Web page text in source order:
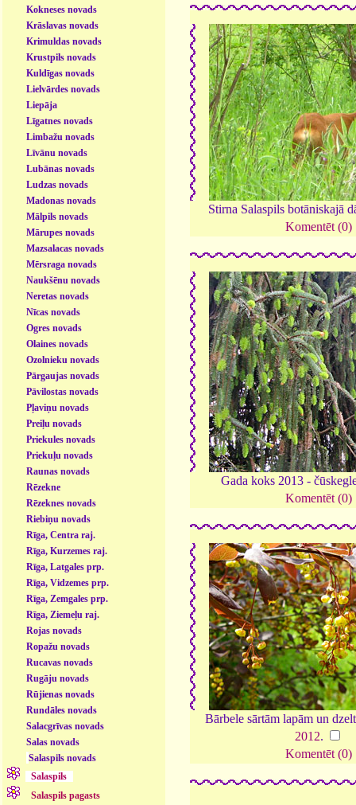
Kokneses novads
Krāslavas novads
Krimuldas novads
Krustpils novads
Kuldīgas novads
Lielvārdes novads
Liepāja
Līgatnes novads
Limbažu novads
Līvānu novads
Lubānas novads
Ludzas novads
Madonas novads
Mālpils novads
Mārupes novads
Mazsalacas novads
Mērsraga novads
Naukšēnu novads
Neretas novads
Nīcas novads
Ogres novads
Olaines novads
Ozolnieku novads
Pārgaujas novads
Pāvilostas novads
Pļaviņu novads
Preiļu novads
Priekules novads
Priekuļu novads
Raunas novads
Rēzekne
Rēzeknes novads
Riebiņu novads
Rīga, Centra raj.
Rīga, Kurzemes raj.
Rīga, Latgales prp.
Rīga, Vidzemes prp.
Rīga, Zemgales prp.
Rīga, Ziemeļu raj.
Rojas novads
Ropažu novads
Rucavas novads
Rugāju novads
Rūjienas novads
Rundāles novads
Salacgrīvas novads
Salas novads
Salaspils novads
Salaspils
Salaspils pagasts
Stirna Salaspils botāniskajā
Komentēt (0)
Gada koks 2013 -
Komentēt (0)
Bārbele sārtām lapām un
2012.
Komentēt (0)